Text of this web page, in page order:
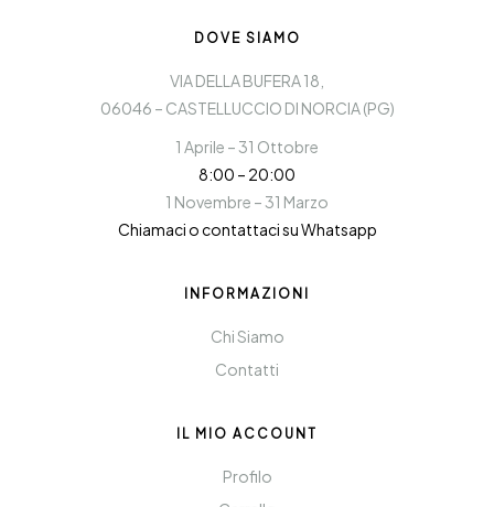
DOVE SIAMO
VIA DELLA BUFERA 18,
06046 – CASTELLUCCIO DI NORCIA (PG)
1 Aprile – 31 Ottobre
8:00 – 20:00
1 Novembre – 31 Marzo
Chiamaci o contattaci su Whatsapp
INFORMAZIONI
Chi Siamo
Contatti
IL MIO ACCOUNT
Profilo